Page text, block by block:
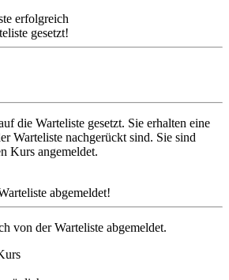
erfolgreich
gesetzt!
die Warteliste gesetzt. Sie erhalten eine
Warteliste nachgerückt sind. Sie sind
Kurs angemeldet.
abgemeldet!
von der Warteliste abgemeldet.